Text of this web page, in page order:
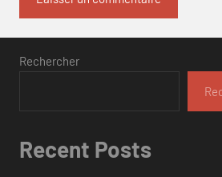
Rechercher
Recent Posts